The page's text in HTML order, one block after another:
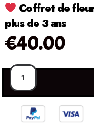
Coffret de
plus de 3 ans
€40.00